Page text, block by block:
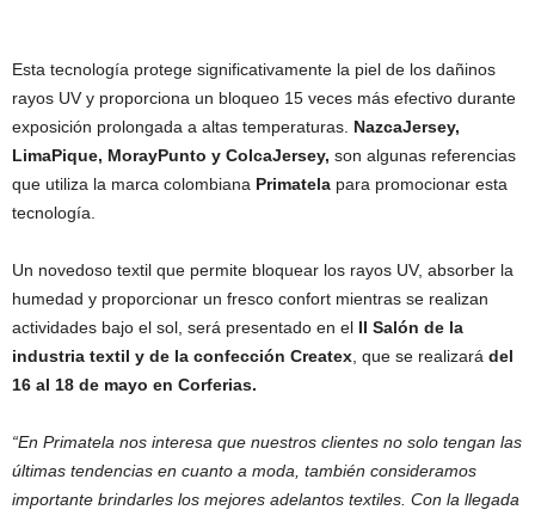
Esta tecnología protege significativamente la piel de los dañinos
rayos UV y proporciona un bloqueo 15 veces más efectivo durante
exposición prolongada a altas temperaturas. NazcaJersey,
LimaPique, MorayPunto y ColcaJersey, son algunas referencias
que utiliza la marca colombiana Primatela para promocionar esta
tecnología.
Un novedoso textil que permite bloquear los rayos UV, absorber la
humedad y proporcionar un fresco confort mientras se realizan
actividades bajo el sol, será presentado en el II Salón de la
industria textil y de la confección Createx , que se realizará del
16 al 18 de mayo en Corferias.
“En Primatela nos interesa que nuestros clientes no solo tengan las
últimas tendencias en cuanto a moda, también consideramos
importante brindarles los mejores adelantos textiles. Con la llegada